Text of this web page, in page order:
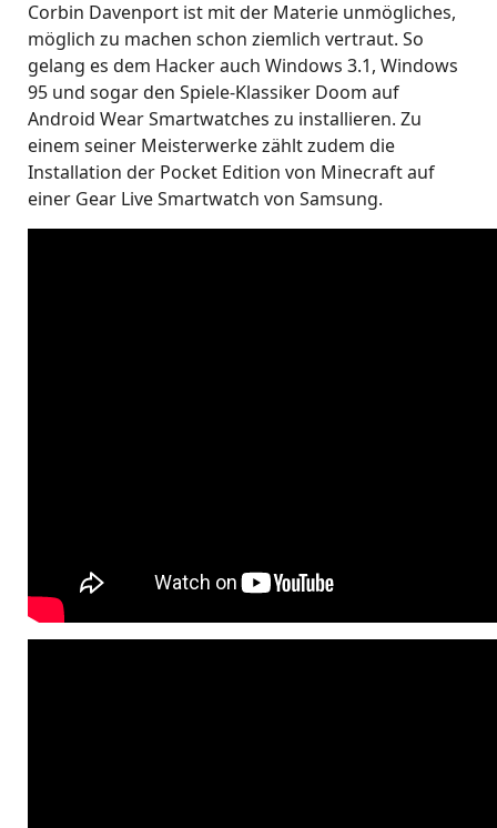
Corbin Davenport ist mit der Materie unmögliches,
möglich zu machen schon ziemlich vertraut. So
gelang es dem Hacker auch Windows 3.1, Windows
95 und sogar den Spiele-Klassiker Doom auf
Android Wear Smartwatches zu installieren. Zu
einem seiner Meisterwerke zählt zudem die
Installation der Pocket Edition von Minecraft auf
einer Gear Live Smartwatch von Samsung.